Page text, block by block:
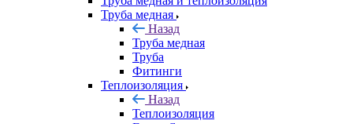
Труба медная
Назад
Труба медная
Труба
Фитинги
Теплоизоляция
Назад
Теплоизоляция